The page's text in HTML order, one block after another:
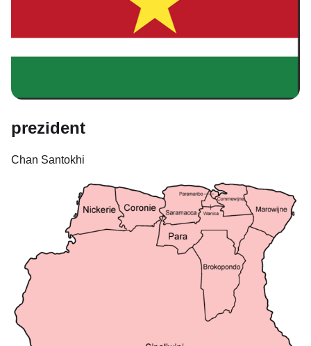
prezident
Chan Santokhi